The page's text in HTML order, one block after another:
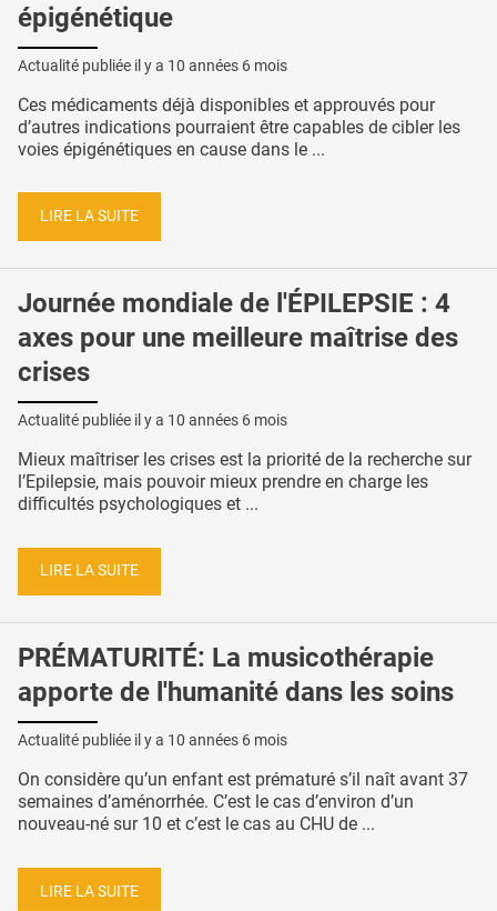
épigénétique
Actualité publiée il y a 10 années 6 mois
Ces médicaments déjà disponibles et approuvés pour
d’autres indications pourraient être capables de cibler les
voies épigénétiques en cause dans le ...
LIRE LA SUITE
Journée mondiale de l'ÉPILEPSIE : 4
axes pour une meilleure maîtrise des
crises
Actualité publiée il y a 10 années 6 mois
Mieux maîtriser les crises est la priorité de la recherche sur
l’Epilepsie, mais pouvoir mieux prendre en charge les
difficultés psychologiques et ...
LIRE LA SUITE
PRÉMATURITÉ: La musicothérapie
apporte de l'humanité dans les soins
Actualité publiée il y a 10 années 6 mois
On considère qu’un enfant est prématuré s’il naît avant 37
semaines d’aménorrhée. C’est le cas d’environ d’un
nouveau-né sur 10 et c’est le cas au CHU de ...
LIRE LA SUITE